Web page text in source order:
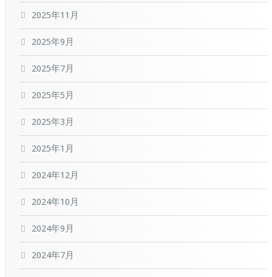
2025年11月
2025年9月
2025年7月
2025年5月
2025年3月
2025年1月
2024年12月
2024年10月
2024年9月
2024年7月